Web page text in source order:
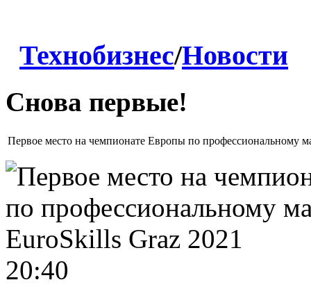
Технобизнес/Новости
Снова первые!
Первое место на чемпионате Европы по профессиональному
20:40